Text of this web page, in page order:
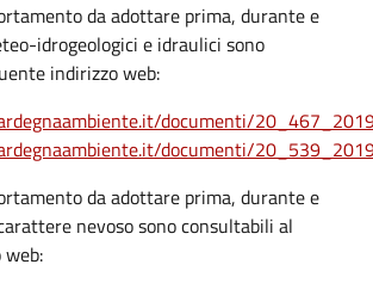
da adottare prima, durante e
idrogeologici e idraulici sono
indirizzo web:
documenti/
documenti/
da adottare prima, durante e
nevoso sono consultabili al